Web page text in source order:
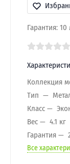
Гарантия: 10
Коллекция
Тип
Класс
Вес
4.1 кг
Гарантия
Все